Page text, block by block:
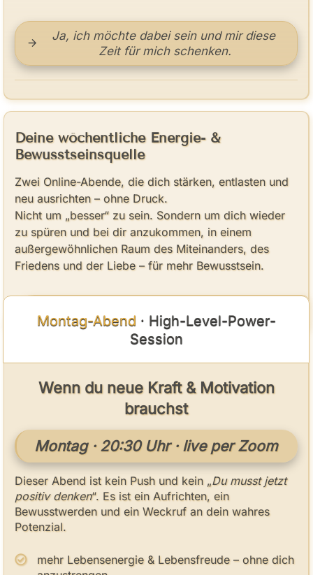
Ja, ich möchte dabei sein und mir diese
Zeit für mich schenken.
Deine wöchentliche Energie- &
Bewusstseinsquelle
Zwei Online-Abende, die dich stärken, entlasten und
neu ausrichten – ohne Druck.
Nicht um „besser“ zu sein. Sondern um dich wieder
zu spüren und bei dir anzukommen, in einem
außergewöhnlichen Raum des Miteinanders, des
Friedens und der Liebe – für mehr Bewusstsein.
Montag-Abend · High-Level-Power-
Session
Wenn du neue Kraft & Motivation
brauchst
Montag · 20:30 Uhr · live per Zoom
Dieser Abend ist kein Push und kein „Du musst jetzt
positiv denken“. Es ist ein Aufrichten, ein
Bewusstwerden und ein Weckruf an dein wahres
Potenzial.
mehr Lebensenergie & Lebensfreude – ohne dich